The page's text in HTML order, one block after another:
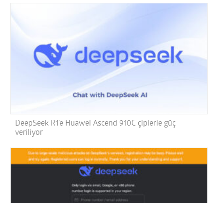
DeepSeek R1’e Huawei Ascend 910C çiplerle güç
veriliyor